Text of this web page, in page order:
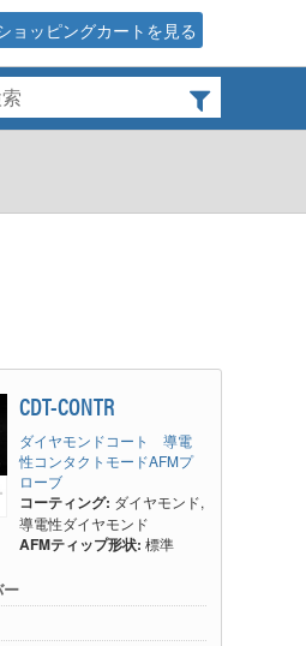
ョッピングカートを見る
CDT-CONTR
ダイヤモンドコート 導電
性コンタクトモードAFMプ
ローブ
コーティング: ダイヤモンド,
導電性ダイヤモンド
AFMティップ形状: 標準